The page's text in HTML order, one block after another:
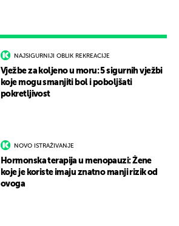
NAJSIGURNIJI OBLIK REKREACIJE
Vježbe za koljeno u moru: 5 sigurnih vježbi
koje mogu smanjiti bol i poboljšati
pokretljivost
NOVO ISTRAŽIVANJE
Hormonska terapija u menopauzi: Žene
koje je koriste imaju znatno manji rizik od
ovoga